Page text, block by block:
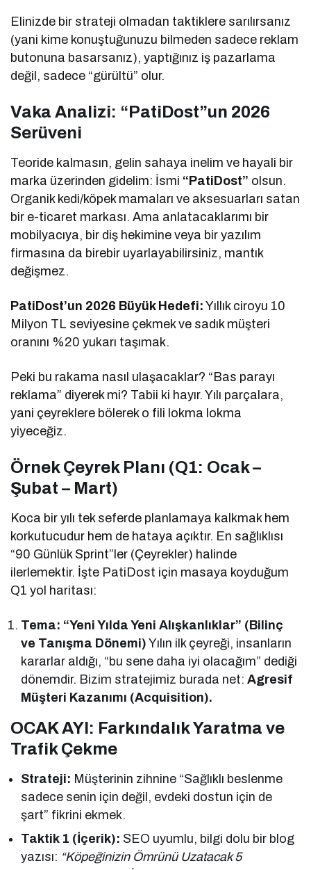
Elinizde bir strateji olmadan taktiklere sarılırsanız
(yani kime konuştuğunuzu bilmeden sadece reklam
butonuna basarsanız), yaptığınız iş pazarlama
değil, sadece “gürültü” olur.
Vaka Analizi: “PatiDost”un 2026
Serüveni
Teoride kalmasın, gelin sahaya inelim ve hayali bir
marka üzerinden gidelim: İsmi “PatiDost” olsun.
Organik kedi/köpek mamaları ve aksesuarları satan
bir e-ticaret markası. Ama anlatacaklarımı bir
mobilyacıya, bir diş hekimine veya bir yazılım
firmasına da birebir uyarlayabilirsiniz, mantık
değişmez.
PatiDost’un 2026 Büyük Hedefi: Yıllık ciroyu 10
Milyon TL seviyesine çekmek ve sadık müşteri
oranını %20 yukarı taşımak.
Peki bu rakama nasıl ulaşacaklar? “Bas parayı
reklama” diyerek mi? Tabii ki hayır. Yılı parçalara,
yani çeyreklere bölerek o fili lokma lokma
yiyeceğiz.
Örnek Çeyrek Planı (Q1: Ocak –
Şubat – Mart)
Koca bir yılı tek seferde planlamaya kalkmak hem
korkutucudur hem de hataya açıktır. En sağlıklısı
“90 Günlük Sprint”ler (Çeyrekler) halinde
ilerlemektir. İşte PatiDost için masaya koyduğum
Q1 yol haritası:
Tema: “Yeni Yılda Yeni Alışkanlıklar” (Bilinç
ve Tanışma Dönemi) Yılın ilk çeyreği, insanların
kararlar aldığı, “bu sene daha iyi olacağım” dediği
dönemdir. Bizim stratejimiz burada net:Agresif
Müşteri Kazanımı (Acquisition).
OCAK AYI: Farkındalık Yaratma ve
Trafik Çekme
Strateji: Müşterinin zihnine “Sağlıklı beslenme
sadece senin için değil, evdeki dostun için de
şart” fikrini ekmek.
Taktik 1 (İçerik): SEO uyumlu, bilgi dolu bir blog
yazısı: “Köpeğinizin Ömrünü Uzatacak 5